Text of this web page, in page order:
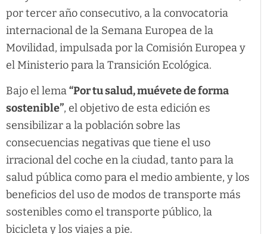
por tercer año consecutivo, a la convocatoria
internacional de la Semana Europea de la
Movilidad, impulsada por la Comisión Europea y
el Ministerio para la Transición Ecológica.
Bajo el lema“Por tu salud, muévete de forma
sostenible”, el objetivo de esta edición es
sensibilizar a la población sobre las
consecuencias negativas que tiene el uso
irracional del coche en la ciudad, tanto para la
salud pública como para el medio ambiente, y los
beneficios del uso de modos de transporte más
sostenibles como el transporte público, la
bicicleta y los viajes a pie.